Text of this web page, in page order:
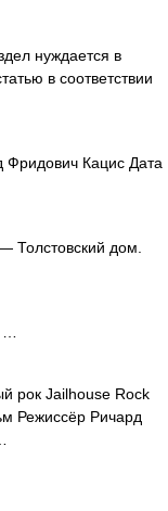
нуждается в
в соответствии
Кацис Дата
Толстовский дом.
рок Jailhouse Rock
Режиссёр Ричард